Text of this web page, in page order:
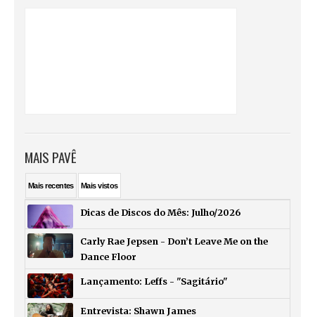
MAIS PAVÊ
Maisrecentes Maisvistos
Dicas de Discos do Mês: Julho/2026
Carly Rae Jepsen - Don’t Leave Me on the
Dance Floor
Lançamento: Leffs - "Sagitário"
Entrevista: Shawn James